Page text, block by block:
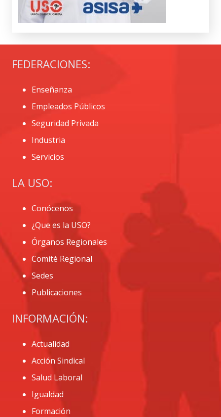
FEDERACIONES:
Enseñanza
Empleados Públicos
Seguridad Privada
Industria
Servicios
LA USO:
Conócenos
¿Que es la USO?
Órganos Regionales
Comité Regional
Sedes
Publicaciones
INFORMACIÓN:
Actualidad
Acción Sindical
Salud Laboral
Igualdad
Formación